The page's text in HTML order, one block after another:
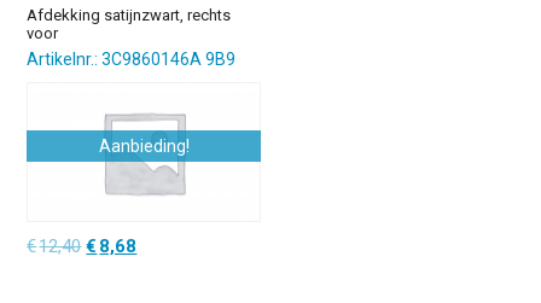
Afdekking satijnzwart, rechts
voor
Artikelnr.: 3C9860146A 9B9
Aanbieding!
€12,40Oorspronkelijke
€ 8,68